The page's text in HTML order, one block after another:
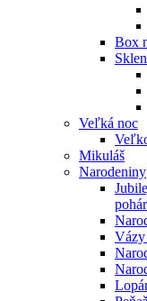
Box
Veľká noc
Mikuláš
Narodeniny
Vázy